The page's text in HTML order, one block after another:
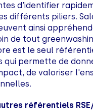
d'identifier
différents piliers.
ainsi
de tout
est le seul
qui permette de
de valoriser
référentiels